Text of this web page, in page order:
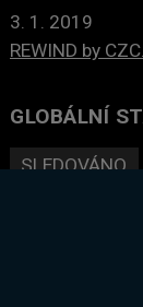
3. 1. 2019
REWIND by
GLOBÁLNÍ
SLEDOVÁNO